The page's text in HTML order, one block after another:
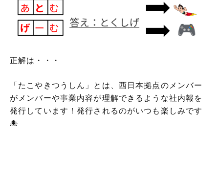
正解は・・・
「たこやきつうしん」とは、西日本拠点のメンバー
がメンバーや事業内容が理解できるような社内報を
発行しています！発行されるのがいつも楽しみです
🐙